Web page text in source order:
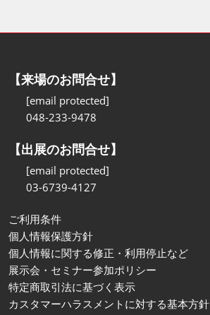
【来場のお問合せ】
[email protected]
048-233-9478
【出展のお問合せ】
[email protected]
03-6739-4127
ご利用条件
個人情報保護方針
個人情報に関する修正・利用停止など
展示会・セミナー参加ポリシー
特定商取引法に基づく表示
カスタマーハラスメントに対する基本方針